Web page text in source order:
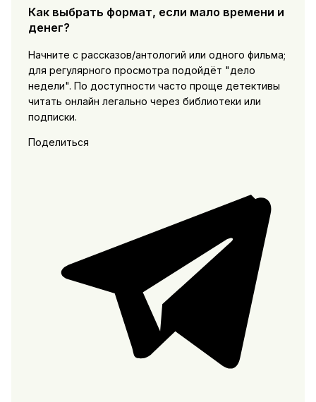
Как выбрать формат, если мало времени и
денег?
Начните с рассказов/антологий или одного фильма;
для регулярного просмотра подойдёт "дело
недели". По доступности часто проще детективы
читать онлайн легально через библиотеки или
подписки.
Поделиться